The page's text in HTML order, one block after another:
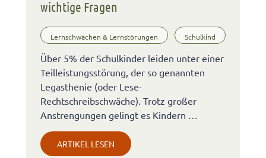
wichtige Fragen
Lernschwächen & Lernstörungen Schulkind
Über 5% der Schulkinder leiden unter einer
Teilleistungsstörung, der so genannten
Legasthenie (oder Lese-
Rechtschreibschwäche). Trotz großer
Anstrengungen gelingt es Kindern …
ARTIKEL LESEN